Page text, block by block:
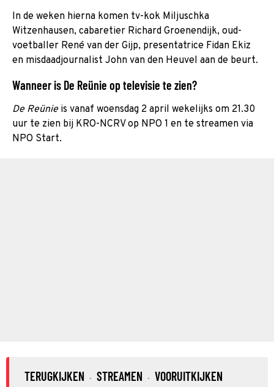
In de weken hierna komen tv-kok Miljuschka
Witzenhausen, cabaretier Richard Groenendijk, oud-
voetballer René van der Gijp, presentatrice Fidan Ekiz
en misdaadjournalist John van den Heuvel aan de beurt.
Wanneer is De Reünie op televisie te zien?
De Reünieis vanaf woensdag 2 april wekelijks om 21.30
uur te zien bij KRO-NCRV op NPO 1 en te streamen via
NPO Start.
TERUGKIJKEN · STREAMEN · VOORUITKIJKEN